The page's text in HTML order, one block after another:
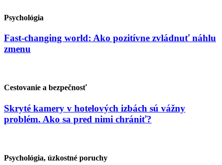
Psychológia
Fast-changing world: Ako pozitívne zvládnuť náhlu
zmenu
Cestovanie a bezpečnosť
Skryté kamery v hotelových izbách sú vážny
problém. Ako sa pred nimi chrániť?
Psychológia, úzkostné poruchy